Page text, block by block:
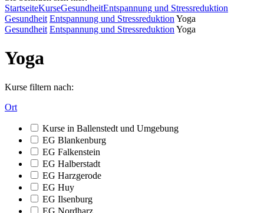
StartseiteKurseGesundheitEntspannung und Stressreduktion
Gesundheit Entspannung und Stressreduktion Yoga
Gesundheit Entspannung und Stressreduktion Yoga
Yoga
Kurse filtern nach:
Ort
Kurse in Ballenstedt und Umgebung
EG Blankenburg
EG Falkenstein
EG Halberstadt
EG Harzgerode
EG Huy
EG Ilsenburg
EG Nordharz